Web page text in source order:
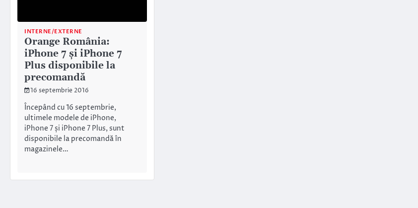
INTERNE/EXTERNE
Orange România:
iPhone 7 și iPhone 7
Plus disponibile la
precomandă
16 septembrie 2016
Începând cu 16 septembrie,
ultimele modele de iPhone,
iPhone 7 și iPhone 7 Plus, sunt
disponibile la precomandă în
magazinele…